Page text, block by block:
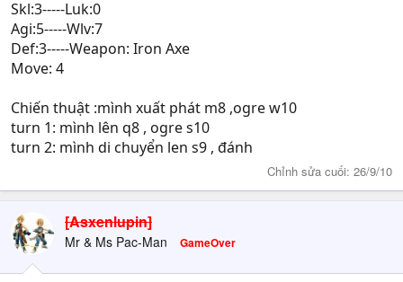
Skl:3-----Luk:0
Agi:5-----Wlv:7
Def:3-----Weapon: Iron Axe
Move: 4
Chiến thuật :mình xuất phát m8 ,ogre w10
turn 1: mình lên q8 , ogre s10
turn 2: mình di chuyển len s9 , đánh
Chỉnh sửa cuối: 26/9/10
[Asxenlupin]
Mr & Ms Pac-Man GameOver